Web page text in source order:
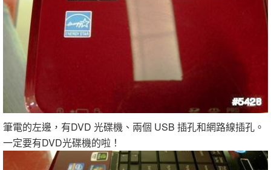
筆電的左邊，有DVD 光碟機、兩個 USB 插孔和網路線插孔。
一定要有DVD光碟機的啦！